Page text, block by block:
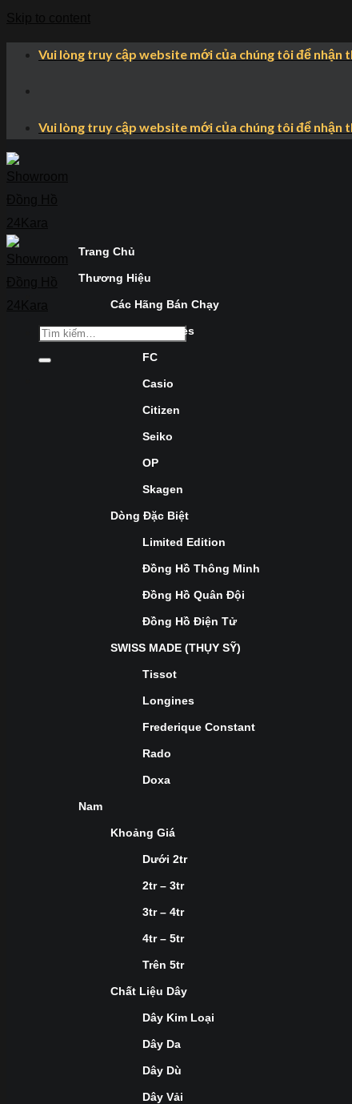
Vui lòng truy cập website mới của chúng tôi để nhận
Vui lòng truy cập website mới của chúng tôi để nhận
Trang Chủ
Thương Hiệu
Các Hãng Bán Chạy
Longines
FC
Casio
Citizen
Seiko
OP
Skagen
Dòng Đặc Biệt
Limited Edition
Đồng Hồ Thông Minh
Đồng Hồ Quân Đội
Đồng Hồ Điện Tử
SWISS MADE (THỤY SỸ)
Tissot
Longines
Frederique Constant
Rado
Doxa
Nam
Khoảng Giá
Dưới 2tr
2tr – 3tr
3tr – 4tr
4tr – 5tr
Trên 5tr
Chất Liệu Dây
Dây Kim Loại
Dây Da
Dây Dù
Dây Vải